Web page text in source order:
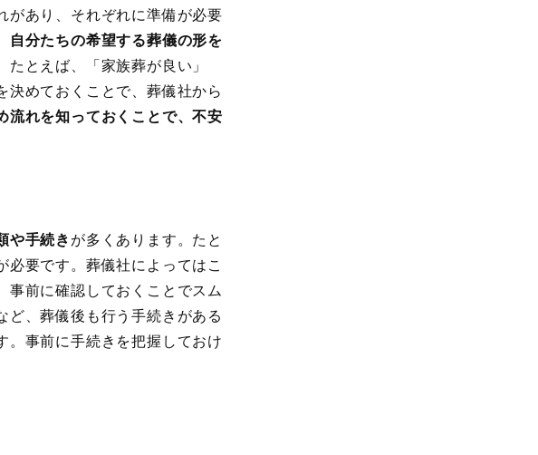
があり、それぞれに準備が必要
自分たちの希望する葬儀の形を
とえば、「家族葬が良い」
決めておくことで、葬儀社から
流れを知っておくことで、不安
や手続き が多くあります。たと
必要です。葬儀社によってはこ
事前に確認しておくことでスム
ど、葬儀後も行う手続きがある
。事前に手続きを把握しておけ